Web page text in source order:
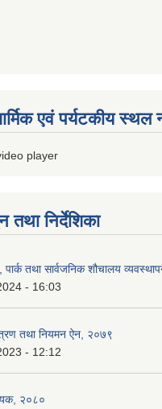
एवं पर्यटकीय स्थल
तथा निर्देशिका
तथा सार्वजनिक शौचालय
- 16:03
तथा नियमन ऐन, २०७९
- 12:12
२०८०